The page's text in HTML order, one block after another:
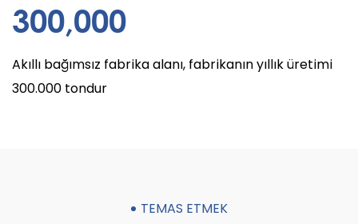
300,000
Akıllı bağımsız fabrika alanı, fabrikanın yıllık üretimi
300.000 tondur
TEMAS ETMEK